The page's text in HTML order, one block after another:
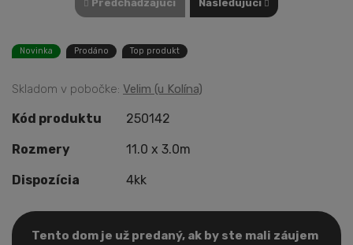
Predchádzajúci Nasledujúci
Novinka Prodáno Top produkt
Skladom v pobočke: Velim (u Kolína)
Kód produktu 250142
Rozmery 11.0 x 3.0m
Dispozícia 4kk
Tento dom je už predaný, ak by ste mali záujem